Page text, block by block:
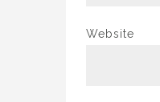
Website